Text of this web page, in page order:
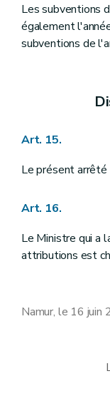
Les subventions
également
subventions de
Art. 15.
Le présent
Art. 16.
Le Ministre qui a
attributions est
Namur, le 16 juin